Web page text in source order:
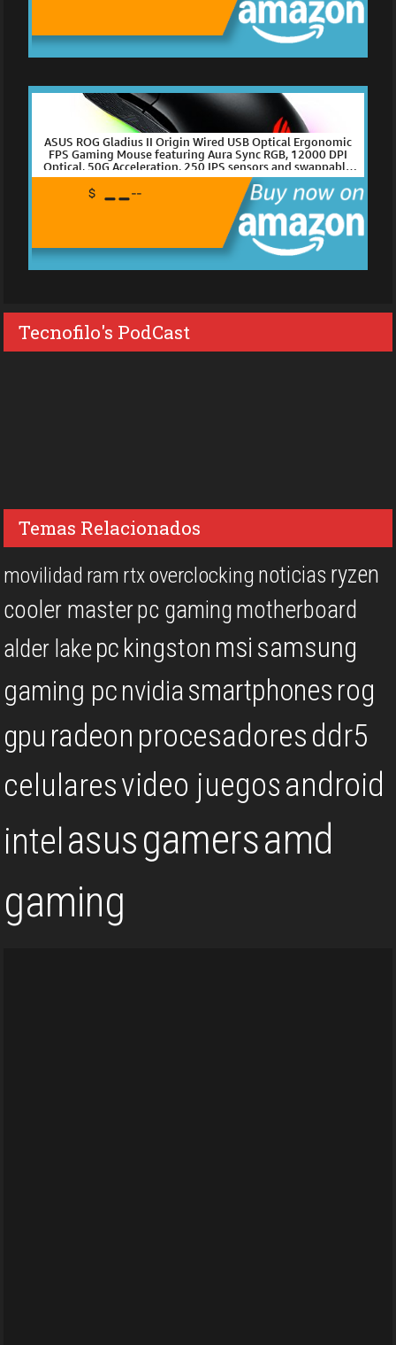
ASUS ROG Gladius II Origin Wired USB Optical Ergonomic
FPS Gaming Mouse featuring Aura Sync RGB, 12000 DPI
Optical, 50G Acceleration, 250 IPS sensors and swappable
Omron switches,Black
$----
Tecnofilo's PodCast
Temas Relacionados
movilidad ram rtxoverclocking noticias ryzen
cooler masterpc gamingmotherboard
alder lakepc kingston msi samsung
gaming pcnvidiasmartphones rog
gpu radeon procesadoresddr5
celularesvideo juegosandroid
intelasusgamersamd
gaming